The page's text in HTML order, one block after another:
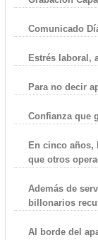
Comunicado
Estrés laboral,
Para no decir
Confianza que
En cinco años,
que otros
Además de
billonarios
Al borde del